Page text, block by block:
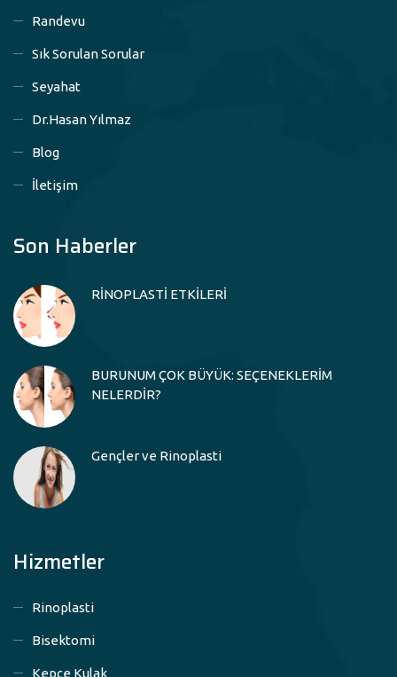
Randevu
Sık Sorulan Sorular
Seyahat
Dr.Hasan Yılmaz
Blog
İletişim
Son Haberler
RİNOPLASTİ ETKİLERİ
BURUNUM ÇOK BÜYÜK: SEÇENEKLERİM
NELERDİR?
Gençler ve Rinoplasti
Hizmetler
Rinoplasti
Bisektomi
Kepçe Kulak